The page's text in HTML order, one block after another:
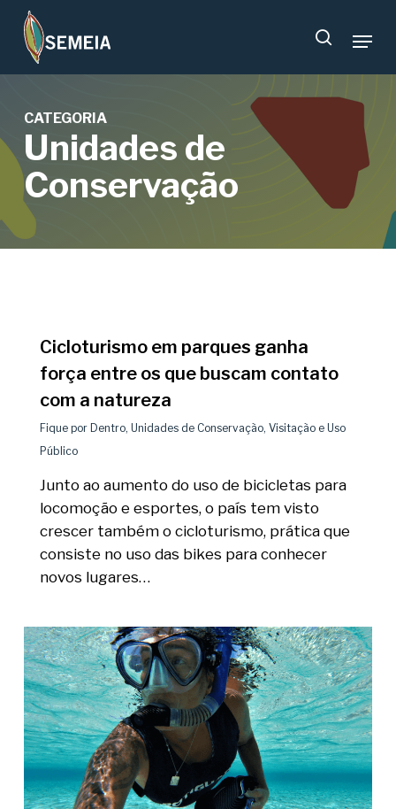
Skip
main
content
Menu
CATEGORIA
Unidades de
Conservação
Cicloturismo em parques ganha
força entre os que buscam contato
com a natureza
Fique por Dentro, Unidades de Conservação, Visitação e Uso
Público
Junto ao aumento do uso de bicicletas para
locomoção e esportes, o país tem visto
crescer também o cicloturismo, prática que
consiste no uso das bikes para conhecer
novos lugares…